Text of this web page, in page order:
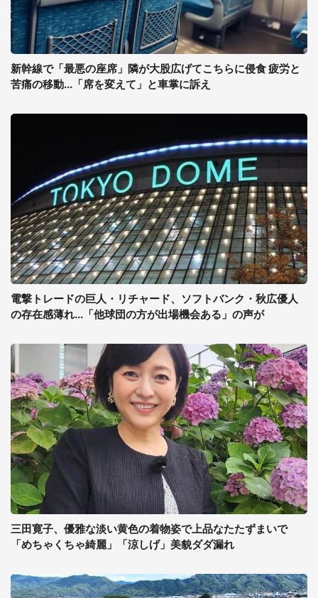
新幹線で「最悪の座席」隣が大股広げてこちらに侵食 疲労と
苦痛の移動...「席を変えて」と車掌に訴え
電撃トレードの巨人・リチャード、ソフトバンク・秋広優人
の存在感薄れ...「他球団の方が出場機会ある」の声が
三田寛子、優雅な淡い黄色の着物姿で上品なたたずまいで
「めちゃくちゃ綺麗」「涼しげ」美貌ダダ漏れ